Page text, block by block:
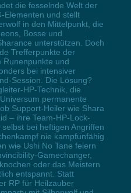
die fesselnde Welt der
Elementen und stellt
in den Mittelpunkt, die
Bosse und
unterstützen. Doch
Trefferpunkte der
Runenpunkte und
bei intensiver
Session. Die Lösung?
HP-Technik, die
permanente
Support-Heiler wie Shara
– ihre Team-HP-Lock-
bei heftigen Angriffen
nie kampfunfähig
wie Ushi No Tane feiern
Gamechanger,
oder das Meistern
entspannt. Statt
RP für Heilzauber